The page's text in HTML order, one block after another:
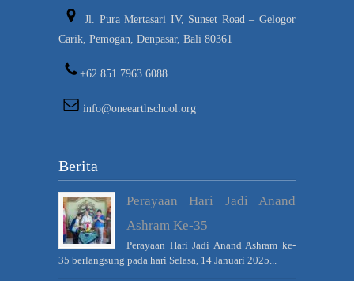
Jl. Pura Mertasari IV, Sunset Road – Gelogor
Carik, Pemogan, Denpasar, Bali 80361
+62 851 7963 6088
info@oneearthschool.org
Berita
Perayaan Hari Jadi Anand
Ashram Ke-35
Perayaan Hari Jadi Anand Ashram ke-
35 berlangsung pada hari Selasa, 14 Januari 2025...